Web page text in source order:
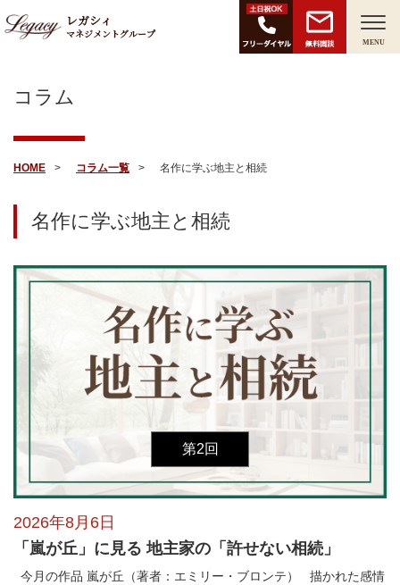
レガシィ
マネジメントグループ
無料面談 MENU
コラム
HOME コラム一覧 名作に学ぶ地主と相続
名作に学ぶ地主と相続
第2回
2026年8月6日
「嵐が丘」に見る 地主家の「許せない相続」
今月の作品 嵐が丘（著者：エミリー・ブロンテ） 描かれた感情